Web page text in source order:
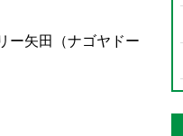
ー矢田（ナゴヤドー